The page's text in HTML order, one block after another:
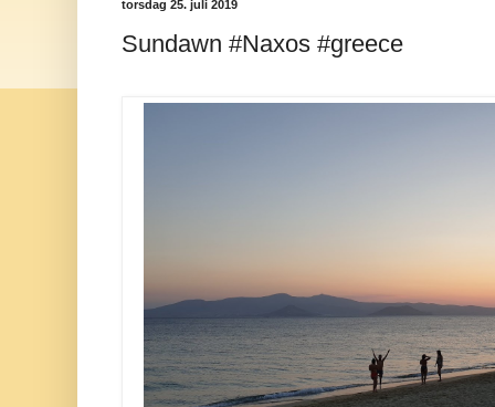
torsdag 25. juli 2019
Sundawn #Naxos #greece